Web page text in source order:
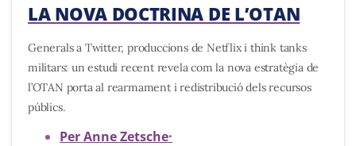
LA NOVA DOCTRINA DE L’OTAN
Generals a Twitter, produccions de Netflix i think tanks
militars: un estudi recent revela com la nova estratègia de
l’OTAN porta al rearmament i redistribució dels recursos
públics.
Per Anne Zetsche·